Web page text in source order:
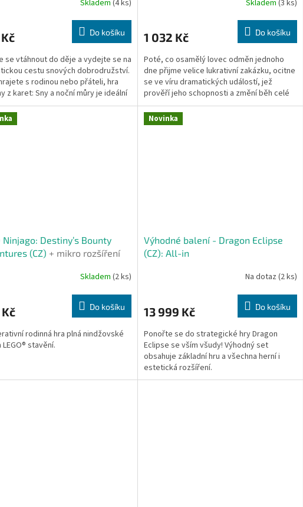
Skladem (4 ks)
Do košíku
se vtáhnout do děje a vydejte se na
cestu snových dobrodružství.
s rodinou nebo přáteli, hra
z karet: Sny a noční můry je ideální
Skladem (3 ks)
1 032 Kč Do košíku
Poté, co osamělý lovec odměn jednoho
dne přijme velice lukrativní zakázku, ocitne
se ve víru dramatických událostí, jež
prověří jeho schopnosti a změní běh celé
galaxie.
Ninjago: Destiny’s Bounty
(CZ) + mikro rozšíření
Skladem (2 ks)
Do košíku
rodinná hra plná nindžovské
LEGO® stavění.
Novinka
Výhodné balení - Dragon Eclipse
(CZ): All-in
Na dotaz (2 ks)
13 999 Kč Do košíku
Ponořte se do strategické hry Dragon
Eclipse se vším všudy! Výhodný set
obsahuje základní hru a všechna herní i
estetická rozšíření.